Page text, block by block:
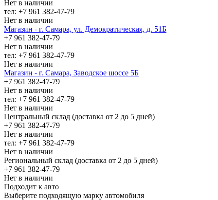
Нет в наличии
тел: +7 961 382-47-79
Нет в наличии
Магазин - г. Самара, ул. Демократическая, д. 51Б
+7 961 382-47-79
Нет в наличии
тел: +7 961 382-47-79
Нет в наличии
Магазин - г. Самара, Заводское шоссе 5Б
+7 961 382-47-79
Нет в наличии
тел: +7 961 382-47-79
Нет в наличии
Центральный склад (доставка от 2 до 5 дней)
+7 961 382-47-79
Нет в наличии
тел: +7 961 382-47-79
Нет в наличии
Региональный склад (доставка от 2 до 5 дней)
+7 961 382-47-79
Нет в наличии
Подходит к авто
Выберите подходящую марку автомобиля